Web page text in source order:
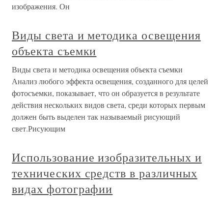
изображения. Он
Виды света и методика освещения
объекта съемки
Виды света и методика освещения объекта съемки
Анализ любого эффекта освещения, созданного для целей
фотосъемки, показывает, что он образуется в результате
действия нескольких видов света, среди которых первым
должен быть выделен так называемый рисующий
свет.Рисующим
Использование изобразительных и
технических средств в различных
видах фотографии